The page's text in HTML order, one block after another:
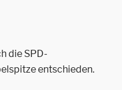
die SPD-
entschieden.